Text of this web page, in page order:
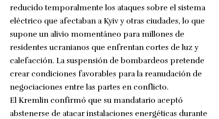
reducido temporalmente los ataques sobre el sistema
eléctrico que afectaban a Kyiv y otras ciudades, lo que
supone un alivio momentáneo para millones de
residentes ucranianos que enfrentan cortes de luz y
calefacción. La suspensión de bombardeos pretende
crear condiciones favorables para la reanudación de
negociaciones entre las partes en conflicto.
El Kremlin confirmó que su mandatario aceptó
abstenerse de atacar instalaciones energéticas durante